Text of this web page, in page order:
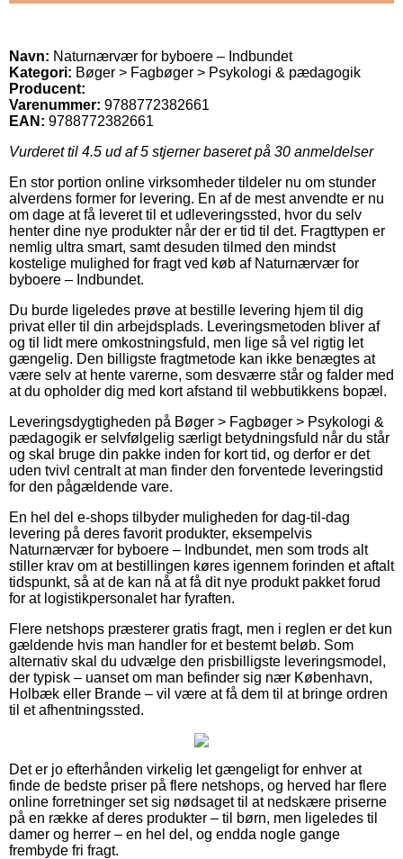
Navn: Naturnærvær for byboere – Indbundet
Kategori: Bøger > Fagbøger > Psykologi & pædagogik
Producent:
Varenummer: 9788772382661
EAN: 9788772382661
Vurderet til 4.5 ud af 5 stjerner baseret på 30 anmeldelser
En stor portion online virksomheder tildeler nu om stunder
alverdens former for levering. En af de mest anvendte er nu
om dage at få leveret til et udleveringssted, hvor du selv
henter dine nye produkter når der er tid til det. Fragttypen er
nemlig ultra smart, samt desuden tilmed den mindst
kostelige mulighed for fragt ved køb af Naturnærvær for
byboere – Indbundet.
Du burde ligeledes prøve at bestille levering hjem til dig
privat eller til din arbejdsplads. Leveringsmetoden bliver af
og til lidt mere omkostningsfuld, men lige så vel rigtig let
gængelig. Den billigste fragtmetode kan ikke benægtes at
være selv at hente varerne, som desværre står og falder med
at du opholder dig med kort afstand til webbutikkens bopæl.
Leveringsdygtigheden på Bøger > Fagbøger > Psykologi &
pædagogik er selvfølgelig særligt betydningsfuld når du står
og skal bruge din pakke inden for kort tid, og derfor er det
uden tvivl centralt at man finder den forventede leveringstid
for den pågældende vare.
En hel del e-shops tilbyder muligheden for dag-til-dag
levering på deres favorit produkter, eksempelvis
Naturnærvær for byboere – Indbundet, men som trods alt
stiller krav om at bestillingen køres igennem forinden et aftalt
tidspunkt, så at de kan nå at få dit nye produkt pakket forud
for at logistikpersonalet har fyraften.
Flere netshops præsterer gratis fragt, men i reglen er det kun
gældende hvis man handler for et bestemt beløb. Som
alternativ skal du udvælge den prisbilligste leveringsmodel,
der typisk – uanset om man befinder sig nær København,
Holbæk eller Brande – vil være at få dem til at bringe ordren
til et afhentningssted.
Det er jo efterhånden virkelig let gængeligt for enhver at
finde de bedste priser på flere netshops, og herved har flere
online forretninger set sig nødsaget til at nedskære priserne
på en række af deres produkter – til børn, men ligeledes til
damer og herrer – en hel del, og endda nogle gange
frembyde fri fragt.